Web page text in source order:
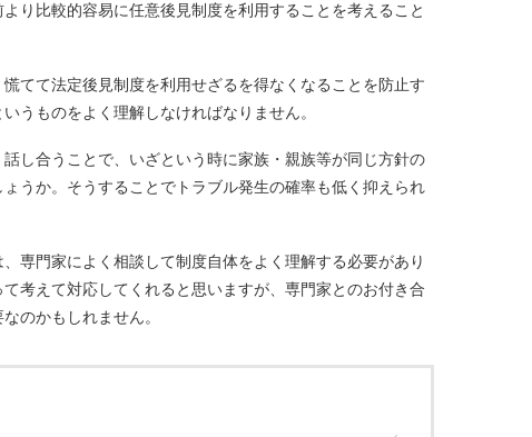
り比較的容易に任意後見制度を利用することを考えること
てて法定後見制度を利用せざるを得なくなることを防止す
うものをよく理解しなければなりません。
し合うことで、いざという時に家族・親族等が同じ方針の
うか。そうすることでトラブル発生の確率も低く抑えられ
専門家によく相談して制度自体をよく理解する必要があり
考えて対応してくれると思いますが、専門家とのお付き合
のかもしれません。